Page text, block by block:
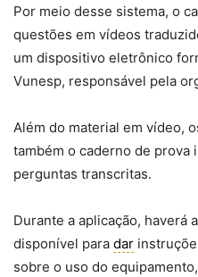
Por meio desse sistema, o
questões em vídeos
um dispositivo eletrônico
Vunesp, responsável pela
Além do material em vídeo,
também o caderno de prova
perguntas transcritas.
Durante a aplicação, haverá
disponível para dar
sobre o uso do